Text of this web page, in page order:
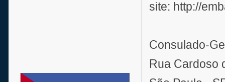
site: http://
Consulado-
Rua Cardoso